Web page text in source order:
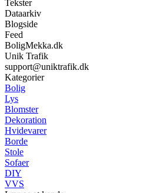
Tekster
Dataarkiv
Blogside
Feed
BoligMekka.dk
Unik Trafik
support@uniktrafik.dk
Kategorier
Bolig
Lys
Blomster
Dekoration
Hvidevarer
Borde
Stole
Sofaer
DIY
VVS